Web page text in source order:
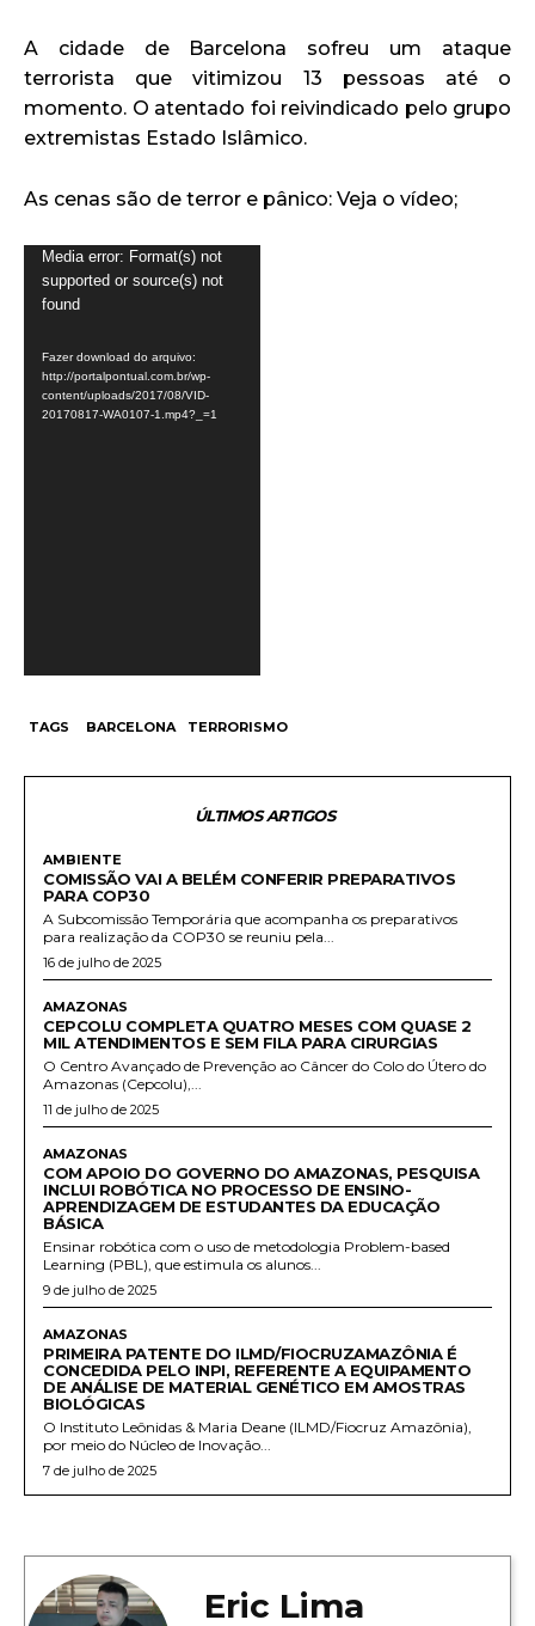
A cidade de Barcelona sofreu um ataque
terrorista que vitimizou 13 pessoas até o
momento. O atentado foi reivindicado pelo grupo
extremistas Estado Islâmico.
As cenas são de terror e pânico: Veja o vídeo;
Media error: Format(s) not
supported or source(s) not
found
Fazer download do arquivo:
http://portalpontual.com.br/wp-
content/uploads/2017/08/VID-
20170817-WA0107-1.mp4?_=1
TAGS BARCELONA TERRORISMO
ÚLTIMOS ARTIGOS
AMBIENTE
COMISSÃO VAI A BELÉM CONFERIR PREPARATIVOS
PARA COP30
A Subcomissão Temporária que acompanha os preparativos
para realização da COP30 se reuniu pela...
16 de julho de 2025
AMAZONAS
CEPCOLU COMPLETA QUATRO MESES COM QUASE 2
MIL ATENDIMENTOS E SEM FILA PARA CIRURGIAS
O Centro Avançado de Prevenção ao Câncer do Colo do Útero do
Amazonas (Cepcolu),...
11 de julho de 2025
AMAZONAS
COM APOIO DO GOVERNO DO AMAZONAS, PESQUISA
INCLUI ROBÓTICA NO PROCESSO DE ENSINO-
APRENDIZAGEM DE ESTUDANTES DA EDUCAÇÃO
BÁSICA
Ensinar robótica com o uso de metodologia Problem-based
Learning (PBL), que estimula os alunos...
9 de julho de 2025
AMAZONAS
PRIMEIRA PATENTE DO ILMD/FIOCRUZAMAZÔNIA É
CONCEDIDA PELO INPI, REFERENTE A EQUIPAMENTO
DE ANÁLISE DE MATERIAL GENÉTICO EM AMOSTRAS
BIOLÓGICAS
O Instituto Leônidas & Maria Deane (ILMD/Fiocruz Amazônia),
por meio do Núcleo de Inovação...
7 de julho de 2025
Eric Lima